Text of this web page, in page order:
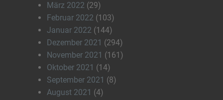
März 2022 (29)
Februar 2022 (103)
Januar 2022 (144)
Dezember 2021 (294)
November 2021 (161)
Oktober 2021 (14)
September 2021 (8)
August 2021 (4)